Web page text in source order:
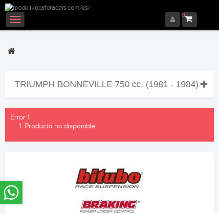
0
Navegación
Toggle
TRIUMPH BONNEVILLE 750 cc. (1981 - 1984)
Error 1
Producto no disponible.